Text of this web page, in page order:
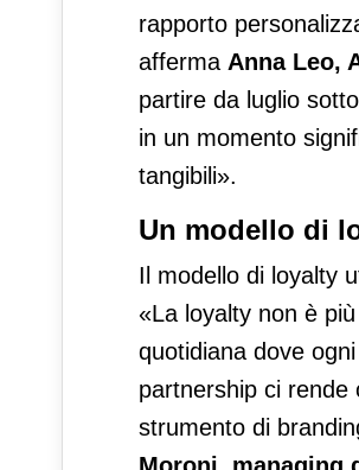
rapporto
afferma Anna Leo,
partire da luglio
in un momento
tangibili».
Un modello di
Il modello di loyalty
«La loyalty non è
quotidiana dove
partnership ci rende
strumento di